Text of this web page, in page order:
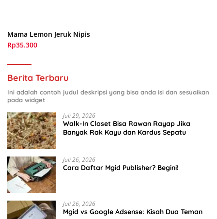
Mama Lemon Jeruk Nipis
Rp35.300
Berita Terbaru
Ini adalah contoh judul deskripsi yang bisa anda isi dan sesuaikan
pada widget
Juli 29, 2026
Walk-In Closet Bisa Rawan Rayap Jika
Banyak Rak Kayu dan Kardus Sepatu
Juli 26, 2026
Cara Daftar Mgid Publisher? Begini!
Juli 26, 2026
Mgid vs Google Adsense: Kisah Dua Teman